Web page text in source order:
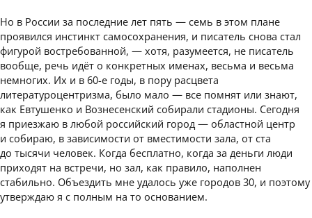
Но в России за последние лет пять — семь в этом плане
проявился инстинкт самосохранения, и писатель снова стал
фигурой востребованной, — хотя, разумеется, не писатель
вообще, речь идёт о конкретных именах, весьма и весьма
немногих. Их и в 60-е годы, в пору расцвета
литературоцентризма, было мало — все помнят или знают,
как Евтушенко и Вознесенский собирали стадионы. Сегодня
я приезжаю в любой российский город — областной центр
и собираю, в зависимости от вместимости зала, от ста
до тысячи человек. Когда бесплатно, когда за деньги люди
приходят на встречи, но зал, как правило, наполнен
стабильно. Объездить мне удалось уже городов 30, и поэтому
утверждаю я с полным на то основанием.